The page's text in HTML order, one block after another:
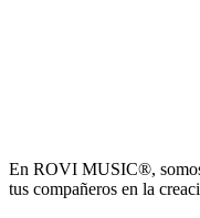
En ROVI MUSIC®, somos
tus compañeros en la